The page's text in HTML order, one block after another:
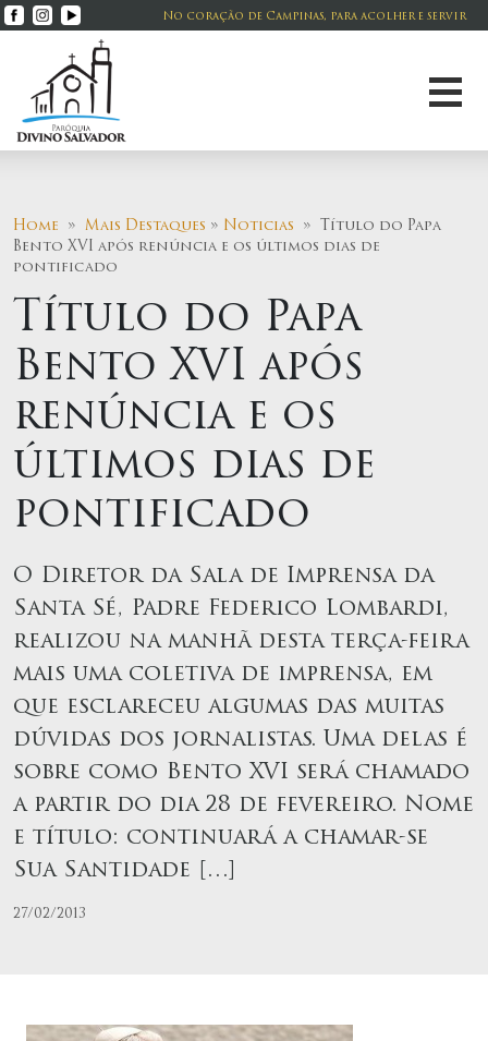
No coração de Campinas, para acolher e servir
Home » Mais Destaques » Noticias » Título do Papa
Bento XVI após renúncia e os últimos dias de
pontificado
Título do Papa
Bento XVI após
renúncia e os
últimos dias de
pontificado
O Diretor da Sala de Imprensa da
Santa Sé, Padre Federico Lombardi,
realizou na manhã desta terça-feira
mais uma coletiva de imprensa, em
que esclareceu algumas das muitas
dúvidas dos jornalistas. Uma delas é
sobre como Bento XVI será chamado
a partir do dia 28 de fevereiro. Nome
e título: continuará a chamar-se
Sua Santidade […]
27/02/2013